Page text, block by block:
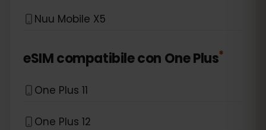
Nuu Mobile X5
eSIM compatibile con One Plus*
One Plus 11
One Plus 12